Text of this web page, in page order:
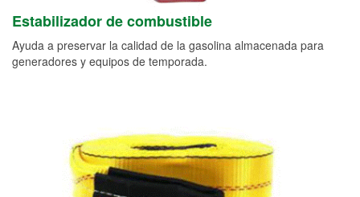
Estabilizador de combustible
Ayuda a preservar la calidad de la gasolina almacenada para
generadores y equipos de temporada.